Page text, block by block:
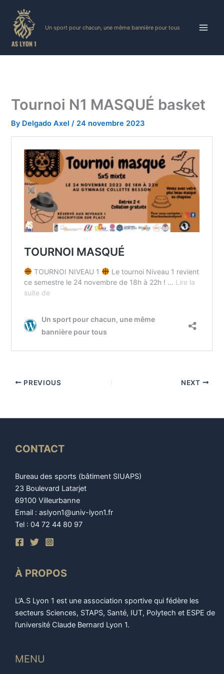
content
Un sport pour chacun, une même bannière pour tous
Tournoi N1 MASQUÉ basket
By Delgado Axel/ 24 novembre 2023
PREVIOUS NEXT
CONTACT
Bureau des sports (bâtiment SIUAPS)
23 Boulevard Latarjet
69100 Villeurbanne
Email : aslyon1@univ-lyon1.fr
Tel : 04 72 44 80 97
À PROPOS
L’A.S Lyon 1 est une association sportive qui fédère les
secteurs Sciences, STAPS, Santé, IUT, Polytech et ESPE de
l’université Claude Bernard Lyon 1.
MENU